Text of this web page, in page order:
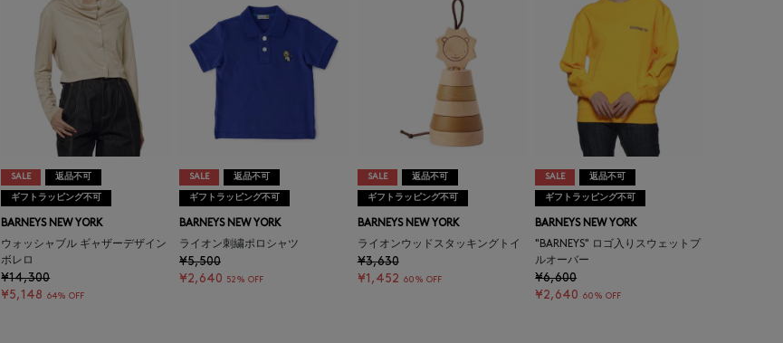
SALE 返品不可
ギフトラッピング不可
BARNEYS NEW YORK
ウォッシャブル ギャザーデザイン
ボレロ
¥14,300
¥5,148 64% OFF
SALE 返品不可
ギフトラッピング不可
BARNEYS NEW YORK
ライオン刺繍ポロシャツ
¥5,500
¥2,640 52% OFF
SALE 返品不可
ギフトラッピング不可
BARNEYS NEW YORK
ライオンウッドスタッキングトイ
¥3,630
¥1,452 60% OFF
SALE 返品不可
ギフトラッピング不可
BARNEYS NEW YORK
"BARNEYS" ロゴ入りスウェットプ
ルオーバー
¥6,600
¥2,640 60% OFF